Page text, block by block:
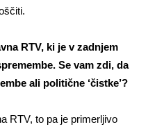
RTV, ki je v zadnjem
Se vam zdi, da
ali politične ‘čistke’?
RTV, to pa je primerljivo